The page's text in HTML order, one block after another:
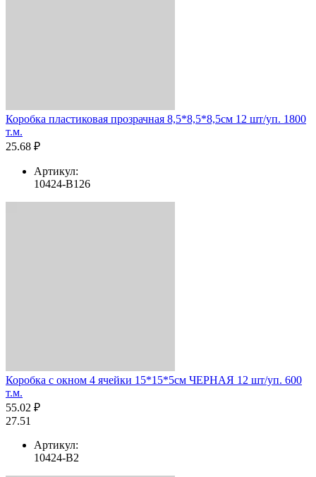
Коробка пластиковая прозрачная 8,5*8,5*8,5см 12 шт/уп. 1800
т.м.
25.68 ₽
Артикул:
10424-B126
Коробка с окном 4 ячейки 15*15*5см ЧЕРНАЯ 12 шт/уп. 600
т.м.
55.02 ₽
27.51
Артикул:
10424-B2